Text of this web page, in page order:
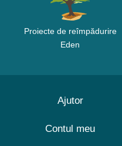
Proiecte de reîmpădurire
Eden
Ajutor
Contul meu